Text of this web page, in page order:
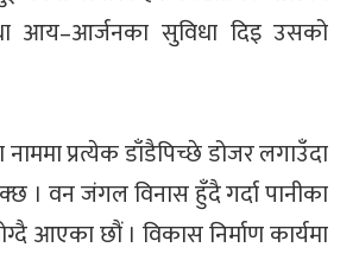
आय–आर्जनका सुविधा दिइ उसको
प्रत्येक डाँडैपिच्छे डोजर लगाउँदा
। वन जंगल विनास हुँदै गर्दा पानीका
आएका छौं । विकास निर्माण कार्यमा